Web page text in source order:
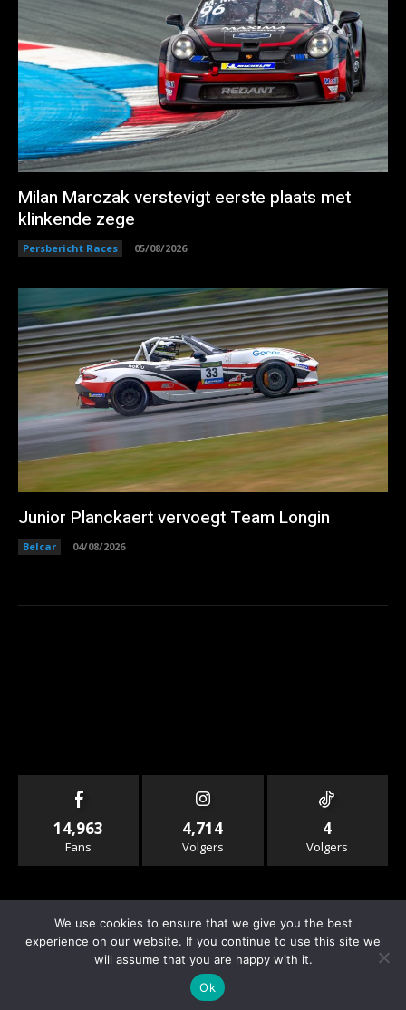
Milan Marczak verstevigt eerste plaats met
klinkende zege
Persbericht Races 05/08/2026
Junior Planckaert vervoegt Team Longin
Belcar 04/08/2026
14,963
Fans
4,714
Volgers
4
Volgers
Info & Contact
We use cookies to ensure that we give you the best
experience on our website. If you continue to use this site we
will assume that you are happy with it.
Ok